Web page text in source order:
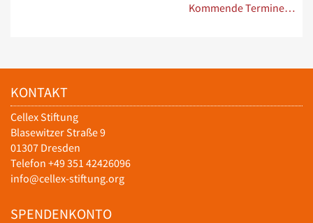
Kommende Termine…
KONTAKT
Cellex Stiftung
Blasewitzer Straße 9
01307 Dresden
Telefon +49 351 42426096
info@cellex-stiftung.org
SPENDENKONTO